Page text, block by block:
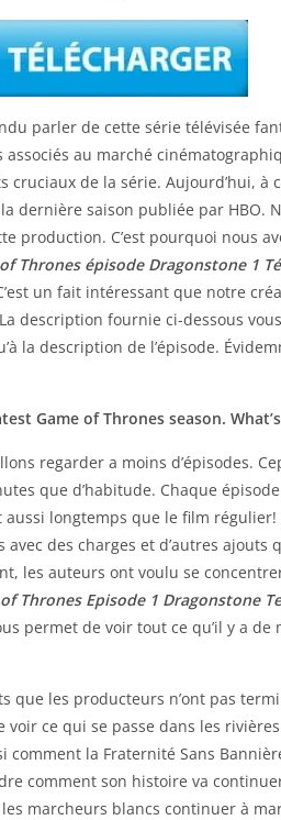
parler de cette série télévisée
au marché
de la série. Aujourd’hui, à
dernière saison publiée par HBO.
production. C’est pourquoi nous
Thrones épisode Dragonstone 1
un fait intéressant que notre
description fournie ci-dessous
la description de l’épisode.
Game of Thrones season.
regarder a moins d’épisodes.
que d’habitude. Chaque
longtemps que le film
des charges et d’autres ajouts
les auteurs ont voulu se
Thrones Episode 1 Dragonstone
permet de voir tout ce qu’il y a de
que les producteurs n’ont pas
ce qui se passe dans les
comment la Fraternité Sans
comment son histoire va
marcheurs blancs continuer à